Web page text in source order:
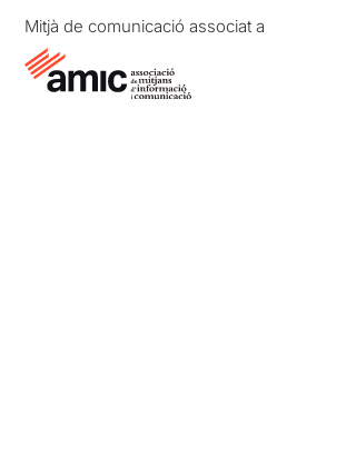
Mitjà de comunicació associat a